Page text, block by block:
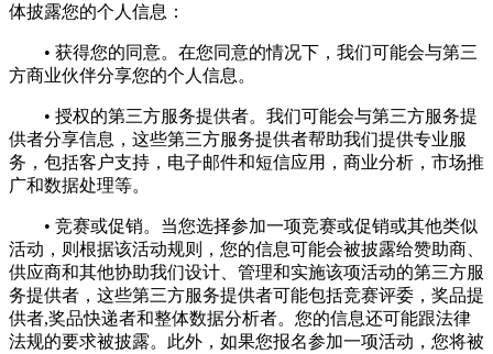
体披露您的个人信息：
• 获得您的同意。在您同意的情况下，我们可能会与第三
方商业伙伴分享您的个人信息。
• 授权的第三方服务提供者。我们可能会与第三方服务提
供者分享信息，这些第三方服务提供者帮助我们提供专业服
务，包括客户支持，电子邮件和短信应用，商业分析，市场推
广和数据处理等。
• 竞赛或促销。当您选择参加一项竞赛或促销或其他类似
活动，则根据该活动规则，您的信息可能会被披露给赞助商、
供应商和其他协助我们设计、管理和实施该项活动的第三方服
务提供者，这些第三方服务提供者可能包括竞赛评委，奖品提
供者,奖品快递者和整体数据分析者。您的信息还可能跟法律
法规的要求被披露。此外，如果您报名参加一项活动，您将被